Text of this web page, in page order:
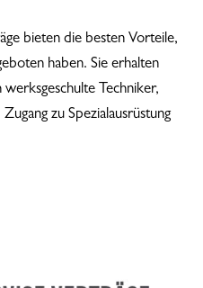
bieten die besten Vorteile,
haben. Sie erhalten
Techniker,
zu Spezialausrüstung